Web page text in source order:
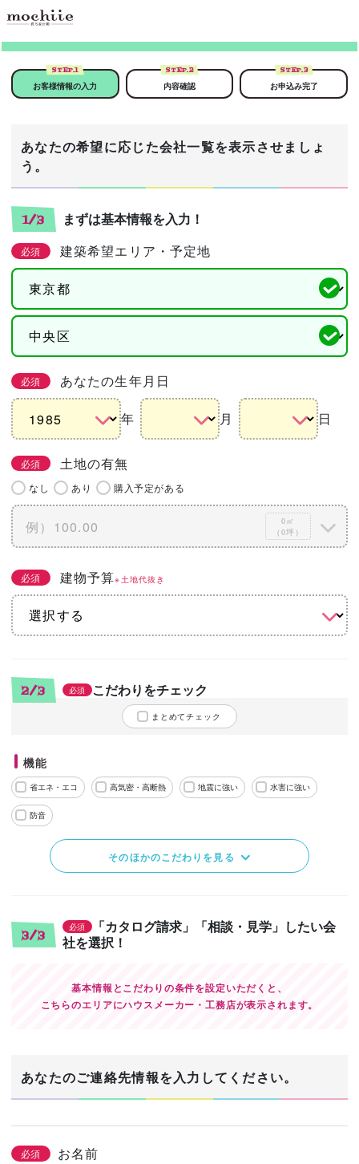
STEP.1
お客様情報の入力
STEP.2
内容確認
STEP.3
お申込み完了
あなたの希望に応じた会社一覧を表示させましょ
う。
1/3 まずは基本情報を入力！
必須 建築希望エリア・予定地
必須 あなたの生年月日
年 月 日
必須 土地の有無
なし あり 購入予定がある
0㎡
（0坪）
必須 建物予算※土地代抜き
2/3 必須 こだわりをチェック
まとめてチェック
機能
省エネ・エコ 高気密・高断熱 地震に強い 水害に強い
防音
そのほかのこだわりを見る
3/3
必須
「カタログ請求」「相談・見学」したい会
社を選択！
基本情報とこだわりの条件を設定いただくと、
こちらのエリアにハウスメーカー・工務店が表示されます。
あなたのご連絡先情報を入力してください。
必須 お名前